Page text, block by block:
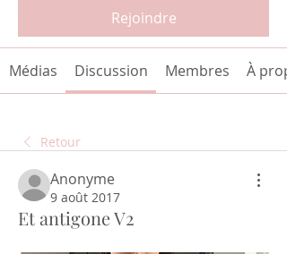
Rejoindre
Médias Discussion Membres À
Retour
Anonyme
9 août 2017
Et antigone V2